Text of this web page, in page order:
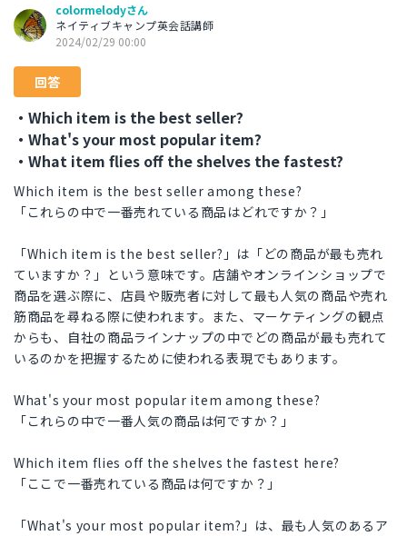
colormelodyさん
ネイティブキャンプ英会話講師
2024/02/29 00:00
回答
・Which item is the best seller?
・What's your most popular item?
・What item flies off the shelves the fastest?
Which item is the best seller among these?
「これらの中で一番売れている商品はどれですか？」
「Which item is the best seller?」は「どの商品が最も売れ
ていますか？」という意味です。店舗やオンラインショップで
商品を選ぶ際に、店員や販売者に対して最も人気の商品や売れ
筋商品を尋ねる際に使われます。また、マーケティングの観点
からも、自社の商品ラインナップの中でどの商品が最も売れて
いるのかを把握するために使われる表現でもあります。
What's your most popular item among these?
「これらの中で一番人気の商品は何ですか？」
Which item flies off the shelves the fastest here?
「ここで一番売れている商品は何ですか？」
「What's your most popular item?」は、最も人気のあるア